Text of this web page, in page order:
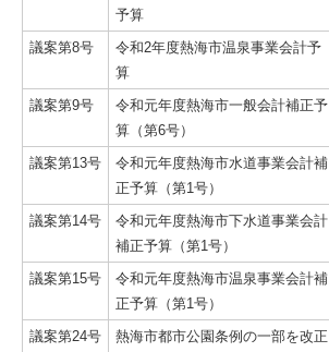
予算
議案第8号
令和2年度熱海市温泉事業会計予
算
議案第9号
令和元年度熱海市一般会計補正予
算（第6号）
議案第13号
令和元年度熱海市水道事業会計補
正予算（第1号）
議案第14号
令和元年度熱海市下水道事業会計
補正予算（第1号）
議案第15号
令和元年度熱海市温泉事業会計補
正予算（第1号）
議案第24号
熱海市都市公園条例の一部を改正